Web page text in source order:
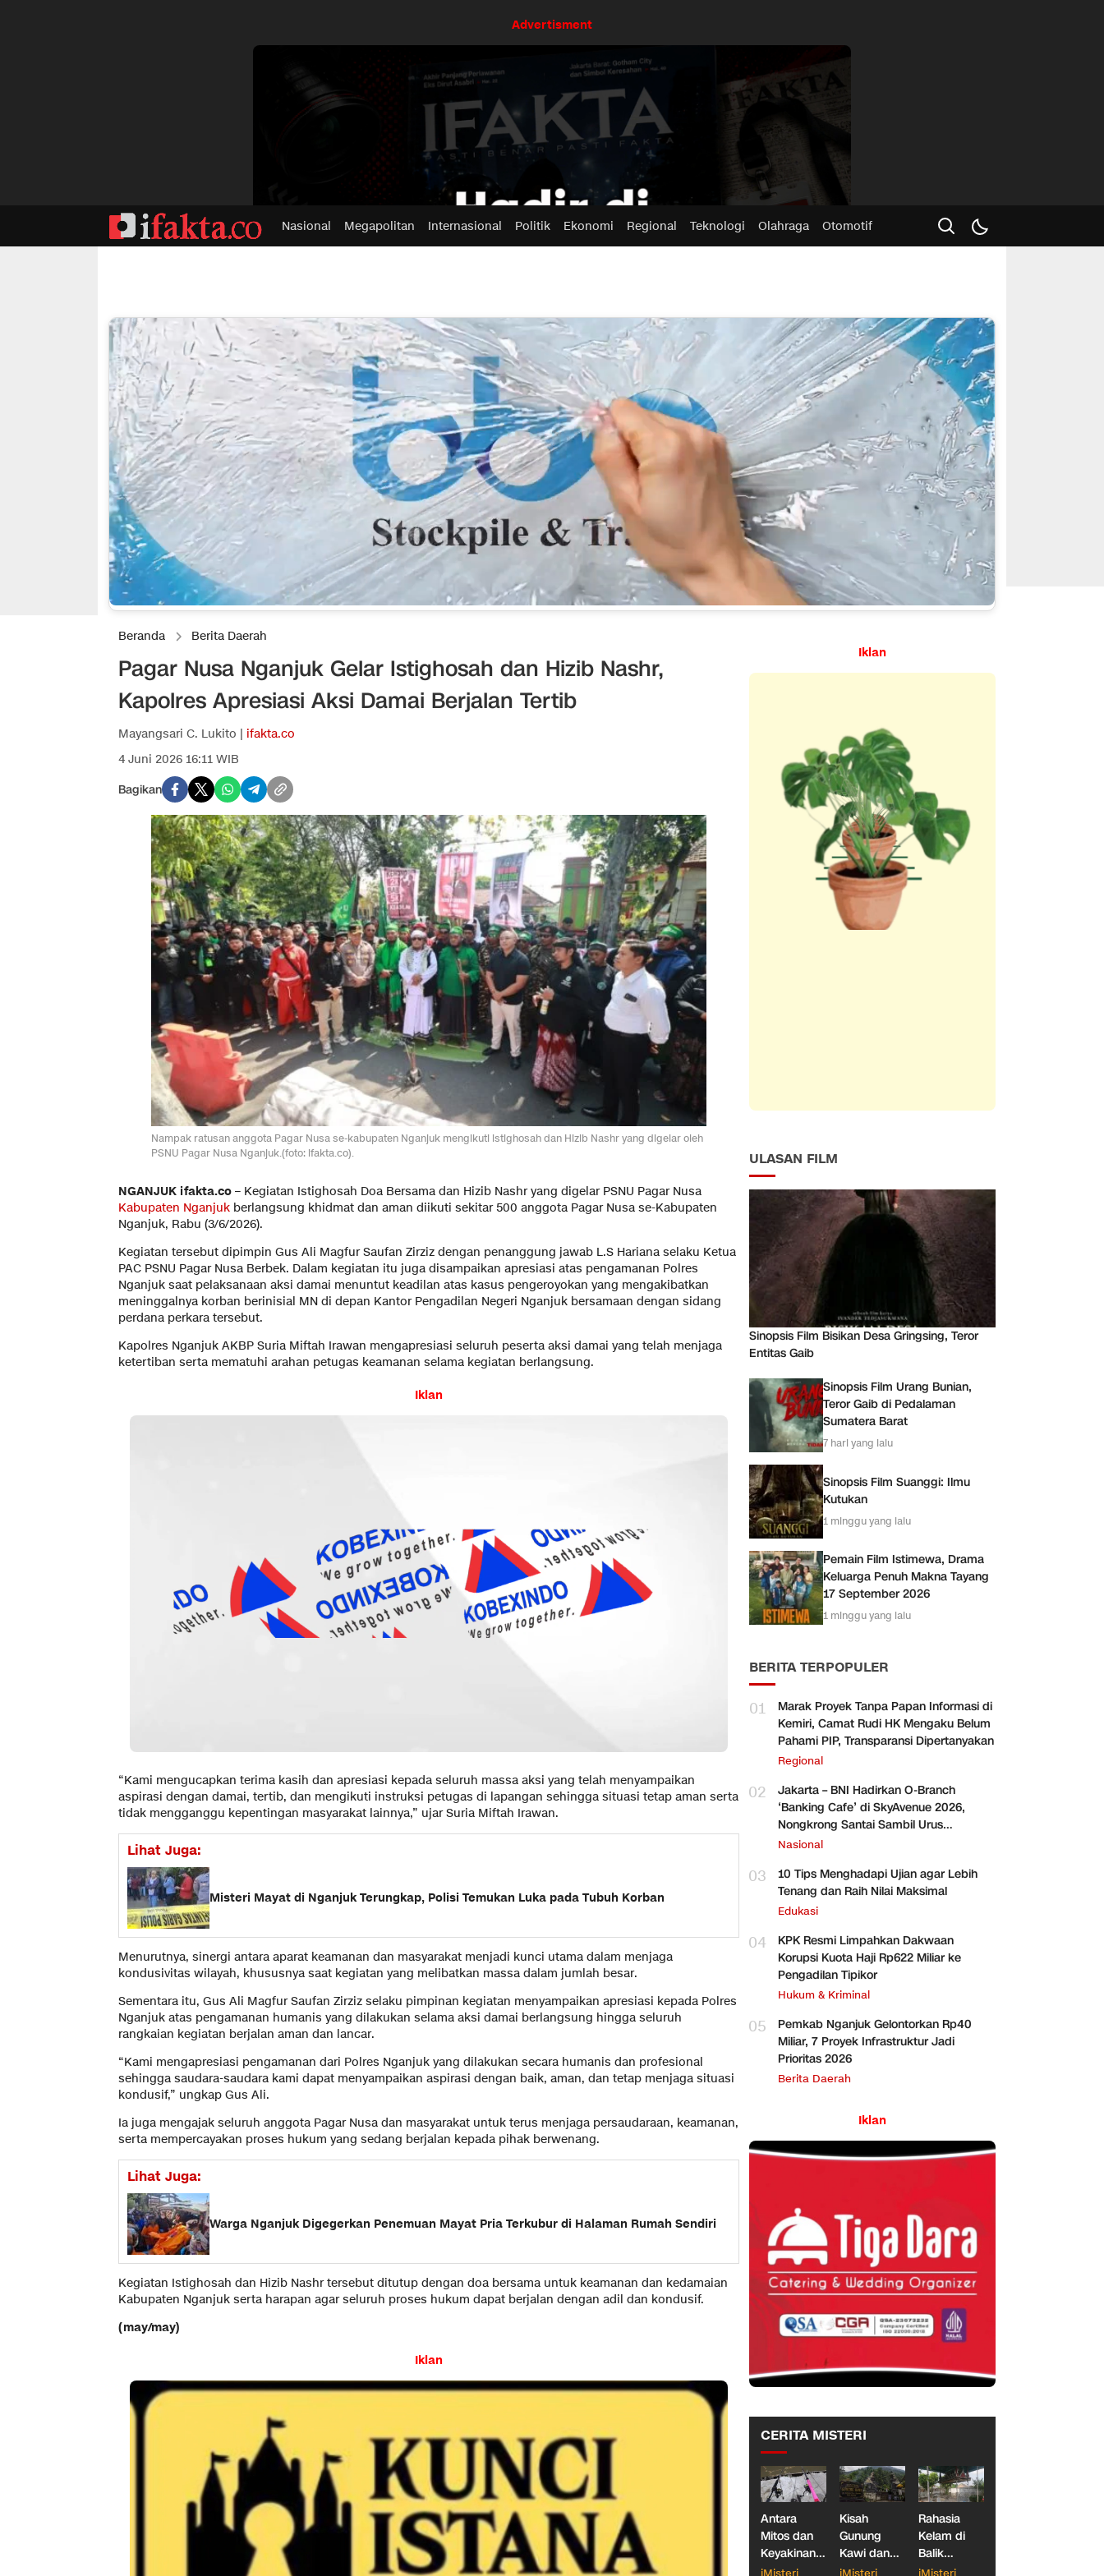
Advertisment
Nasional Megapolitan Internasional Politik Ekonomi Regional Teknologi Olahraga Otomotif
Beranda Berita Daerah
Pagar Nusa Nganjuk Gelar Istighosah dan Hizib Nashr,
Kapolres Apresiasi Aksi Damai Berjalan Tertib
Mayangsari C. Lukito | ifakta.co
4 Juni 2026 16:11 WIB
Bagikan
Nampak ratusan anggota Pagar Nusa se-kabupaten Nganjuk mengikuti istighosah dan Hizib Nashr yang digelar oleh
PSNU Pagar Nusa Nganjuk.(foto: ifakta.co).
NGANJUK ifakta.co – Kegiatan Istighosah Doa Bersama dan Hizib Nashr yang digelar PSNU Pagar Nusa
Kabupaten Nganjuk berlangsung khidmat dan aman diikuti sekitar 500 anggota Pagar Nusa se-Kabupaten
Nganjuk, Rabu (3/6/2026).
Kegiatan tersebut dipimpin Gus Ali Magfur Saufan Zirziz dengan penanggung jawab L.S Hariana selaku Ketua
PAC PSNU Pagar Nusa Berbek. Dalam kegiatan itu juga disampaikan apresiasi atas pengamanan Polres
Nganjuk saat pelaksanaan aksi damai menuntut keadilan atas kasus pengeroyokan yang mengakibatkan
meninggalnya korban berinisial MN di depan Kantor Pengadilan Negeri Nganjuk bersamaan dengan sidang
perdana perkara tersebut.
Kapolres Nganjuk AKBP Suria Miftah Irawan mengapresiasi seluruh peserta aksi damai yang telah menjaga
ketertiban serta mematuhi arahan petugas keamanan selama kegiatan berlangsung.
Iklan
“Kami mengucapkan terima kasih dan apresiasi kepada seluruh massa aksi yang telah menyampaikan
aspirasi dengan damai, tertib, dan mengikuti instruksi petugas di lapangan sehingga situasi tetap aman serta
tidak mengganggu kepentingan masyarakat lainnya,” ujar Suria Miftah Irawan.
Lihat Juga:
Misteri Mayat di Nganjuk Terungkap, Polisi Temukan Luka pada Tubuh Korban
Menurutnya, sinergi antara aparat keamanan dan masyarakat menjadi kunci utama dalam menjaga
kondusivitas wilayah, khususnya saat kegiatan yang melibatkan massa dalam jumlah besar.
Sementara itu, Gus Ali Magfur Saufan Zirziz selaku pimpinan kegiatan menyampaikan apresiasi kepada Polres
Nganjuk atas pengamanan humanis yang dilakukan selama aksi damai berlangsung hingga seluruh
rangkaian kegiatan berjalan aman dan lancar.
“Kami mengapresiasi pengamanan dari Polres Nganjuk yang dilakukan secara humanis dan profesional
sehingga saudara-saudara kami dapat menyampaikan aspirasi dengan baik, aman, dan tetap menjaga situasi
kondusif,” ungkap Gus Ali.
Ia juga mengajak seluruh anggota Pagar Nusa dan masyarakat untuk terus menjaga persaudaraan, keamanan,
serta mempercayakan proses hukum yang sedang berjalan kepada pihak berwenang.
Lihat Juga:
Warga Nganjuk Digegerkan Penemuan Mayat Pria Terkubur di Halaman Rumah Sendiri
Kegiatan Istighosah dan Hizib Nashr tersebut ditutup dengan doa bersama untuk keamanan dan kedamaian
Kabupaten Nganjuk serta harapan agar seluruh proses hukum dapat berjalan dengan adil dan kondusif.
(may/may)
Iklan
Iklan
ULASAN FILM
Sinopsis Film Bisikan Desa Gringsing, Teror
Entitas Gaib
Sinopsis Film Urang Bunian,
Teror Gaib di Pedalaman
Sumatera Barat
7 hari yang lalu
Sinopsis Film Suanggi: Ilmu
Kutukan
1 minggu yang lalu
Pemain Film Istimewa, Drama
Keluarga Penuh Makna Tayang
17 September 2026
1 minggu yang lalu
BERITA TERPOPULER
01
Marak Proyek Tanpa Papan Informasi di
Kemiri, Camat Rudi HK Mengaku Belum
Pahami PIP, Transparansi Dipertanyakan
Regional
02
Jakarta – BNI Hadirkan O-Branch
‘Banking Cafe’ di SkyAvenue 2026,
Nongkrong Santai Sambil Urus
Perbankan
Nasional
03
10 Tips Menghadapi Ujian agar Lebih
Tenang dan Raih Nilai Maksimal
Edukasi
04
KPK Resmi Limpahkan Dakwaan
Korupsi Kuota Haji Rp622 Miliar ke
Pengadilan Tipikor
Hukum & Kriminal
05
Pemkab Nganjuk Gelontorkan Rp40
Miliar, 7 Proyek Infrastruktur Jadi
Prioritas 2026
Berita Daerah
Iklan
CERITA MISTERI
Antara
Mitos dan
Keyakinan,
Ketika
Kisah
Gunung
Kawi dan
Dua
Rahasia
Kelam di
Balik
Makam